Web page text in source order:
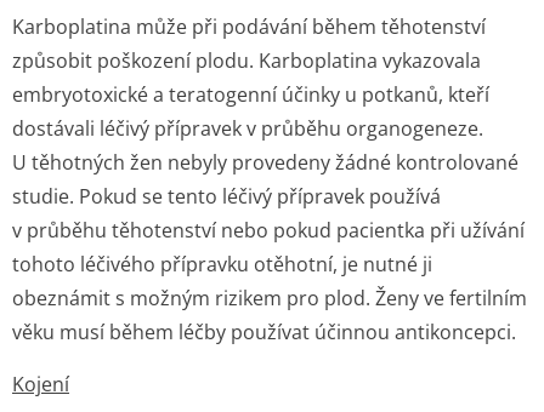
Karboplatina může při podávání během těhotenství
způsobit poškození plodu. Karboplatina vykazovala
embryotoxické a teratogenní účinky u potkanů, kteří
dostávali léčivý přípravek v průběhu organogeneze.
U těhotných žen nebyly provedeny žádné kontrolované
studie. Pokud se tento léčivý přípravek používá
v průběhu těhotenství nebo pokud pacientka při užívání
tohoto léčivého přípravku otěhotní, je nutné ji
obeznámit s možným rizikem pro plod. Ženy ve fertilním
věku musí během léčby používat účinnou antikoncepci.
Kojení